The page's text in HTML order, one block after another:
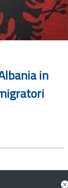
in